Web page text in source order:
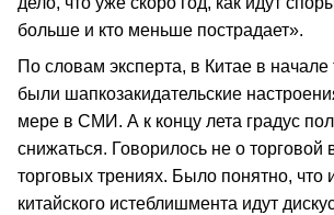
больше и кто меньше пострадает».
По словам эксперта, в Китае в
были шапкозакидательские
мере в СМИ. А к концу лета градус
снижаться. Говорилось не о торговой
торговых трениях. Было понятно, что
китайского истеблишмента идут